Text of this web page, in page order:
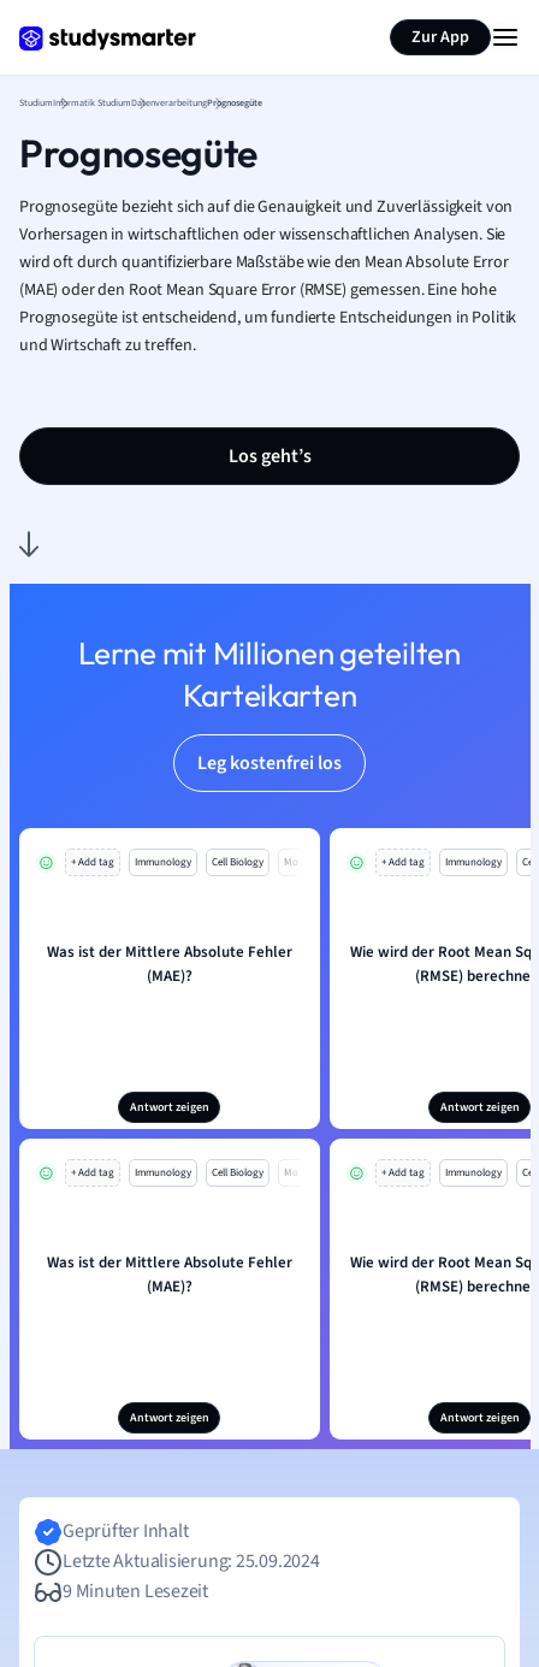
Zur App
StudiumInformatik StudiumDatenverarbeitungPrognosegüte
Prognosegüte
Prognosegüte bezieht sich auf die Genauigkeit und Zuverlässigkeit von
Vorhersagen in wirtschaftlichen oder wissenschaftlichen Analysen. Sie
wird oft durch quantifizierbare Maßstäbe wie den Mean Absolute Error
(MAE) oder den Root Mean Square Error (RMSE) gemessen. Eine hohe
Prognosegüte ist entscheidend, um fundierte Entscheidungen in Politik
und Wirtschaft zu treffen.
Los geht’s
Lerne mit Millionen geteilten
Karteikarten
Leg kostenfrei los
+ Add tag Immunology Cell Biology Mo
Was ist der Mittlere Absolute Fehler
(MAE)?
Antwort zeigen
+ Add tag Immunology
Wie wird der Root Mean
(RMSE)
Antwort zeigen
+ Add tag Immunology Cell Biology Mo
Was ist der Mittlere Absolute Fehler
(MAE)?
Antwort zeigen
+ Add tag Immunology
Wie wird der Root Mean
(RMSE)
Antwort zeigen
Geprüfter Inhalt
Letzte Aktualisierung: 25.09.2024
9 Minuten Lesezeit